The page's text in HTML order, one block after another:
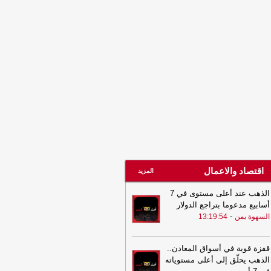
اقتصاد والاعمال المزيد
الذهب عند أعلى مستوى في 7
أسابيع مدعوما بتراجع الدولار
السهوة يمن -
13:19:54
قفزة قوية في أسواق المعادن..
الذهب يحلّق إلى أعلى مستوياته